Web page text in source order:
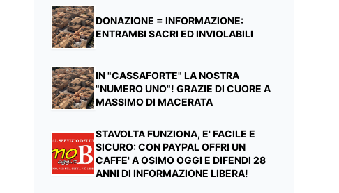
DONAZIONE = INFORMAZIONE:
ENTRAMBI SACRI ED INVIOLABILI
IN "CASSAFORTE" LA NOSTRA
"NUMERO UNO"! GRAZIE DI CUORE A
MASSIMO DI MACERATA
STAVOLTA FUNZIONA, E' FACILE E
SICURO: CON PAYPAL OFFRI UN
CAFFE' A OSIMO OGGI E DIFENDI 28
ANNI DI INFORMAZIONE LIBERA!